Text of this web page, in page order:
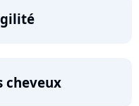
cheveux